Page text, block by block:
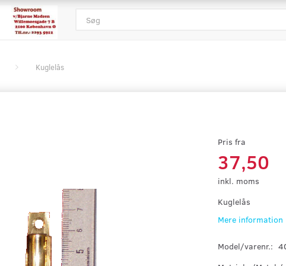
Kuglelås
Pris fra
37,50
inkl. moms
Kuglelås
Mere information
Model/varenr.: